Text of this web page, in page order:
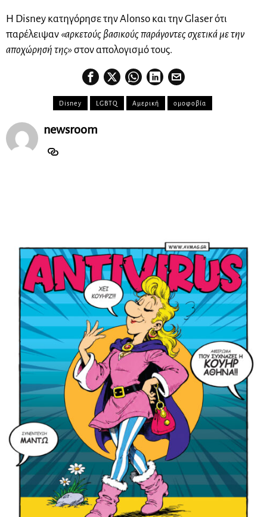
Η Disney κατηγόρησε την Alonso και την Glaser ότι
παρέλειψαν «αρκετούς βασικούς παράγοντες σχετικά με την
αποχώρησή της»στον απολογισμό τους.
Disney LGBTQ Αμερική ομοφοβία
newsroom